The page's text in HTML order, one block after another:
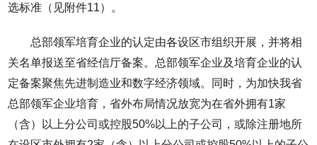
选标准（见附件11）。
总部领军培育企业的认定由各设区市组织开展，并将相
关名单报送至省经信厅备案。总部领军企业及培育企业的认
定备案聚焦先进制造业和数字经济领域。同时，为加快我省
总部领军企业培育，省外布局情况放宽为在省外拥有1家
（含）以上分公司或控股50%以上的子公司，或除注册地所